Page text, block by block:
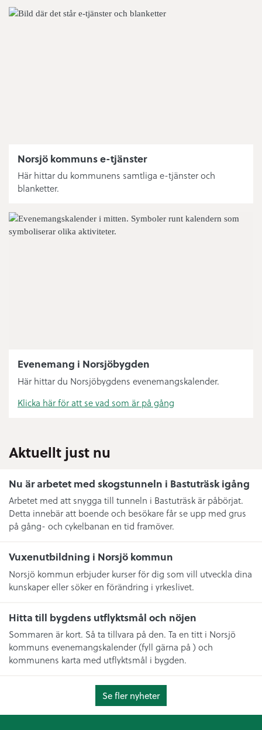
Norsjö kommuns e-tjänster
Här hittar du kommunens samtliga e-tjänster och
blanketter.
Evenemang i Norsjöbygden
Här hittar du Norsjöbygdens evenemangskalender.
Klicka här för att se vad som är på gång
Aktuellt just nu
Nu är arbetet med skogstunneln i Bastuträsk igång
Arbetet med att snygga till tunneln i Bastuträsk är påbörjat.
Detta innebär att boende och besökare får se upp med grus
på gång- och cykelbanan en tid framöver.
Vuxenutbildning i Norsjö kommun
Norsjö kommun erbjuder kurser för dig som vill utveckla dina
kunskaper eller söker en förändring i yrkeslivet.
Hitta till bygdens utflyktsmål och nöjen
Sommaren är kort. Så ta tillvara på den. Ta en titt i Norsjö
kommuns evenemangskalender (fyll gärna på ) och
kommunens karta med utflyktsmål i bygden.
Se fler nyheter